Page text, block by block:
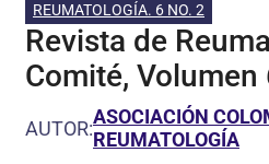
REUMATOLOGÍA. 6 NO. 2
Revista de
Comité, Volumen
AUTOR:ASOCIACIÓN
REUMATOLOGÍA